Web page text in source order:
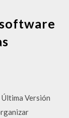
Versión